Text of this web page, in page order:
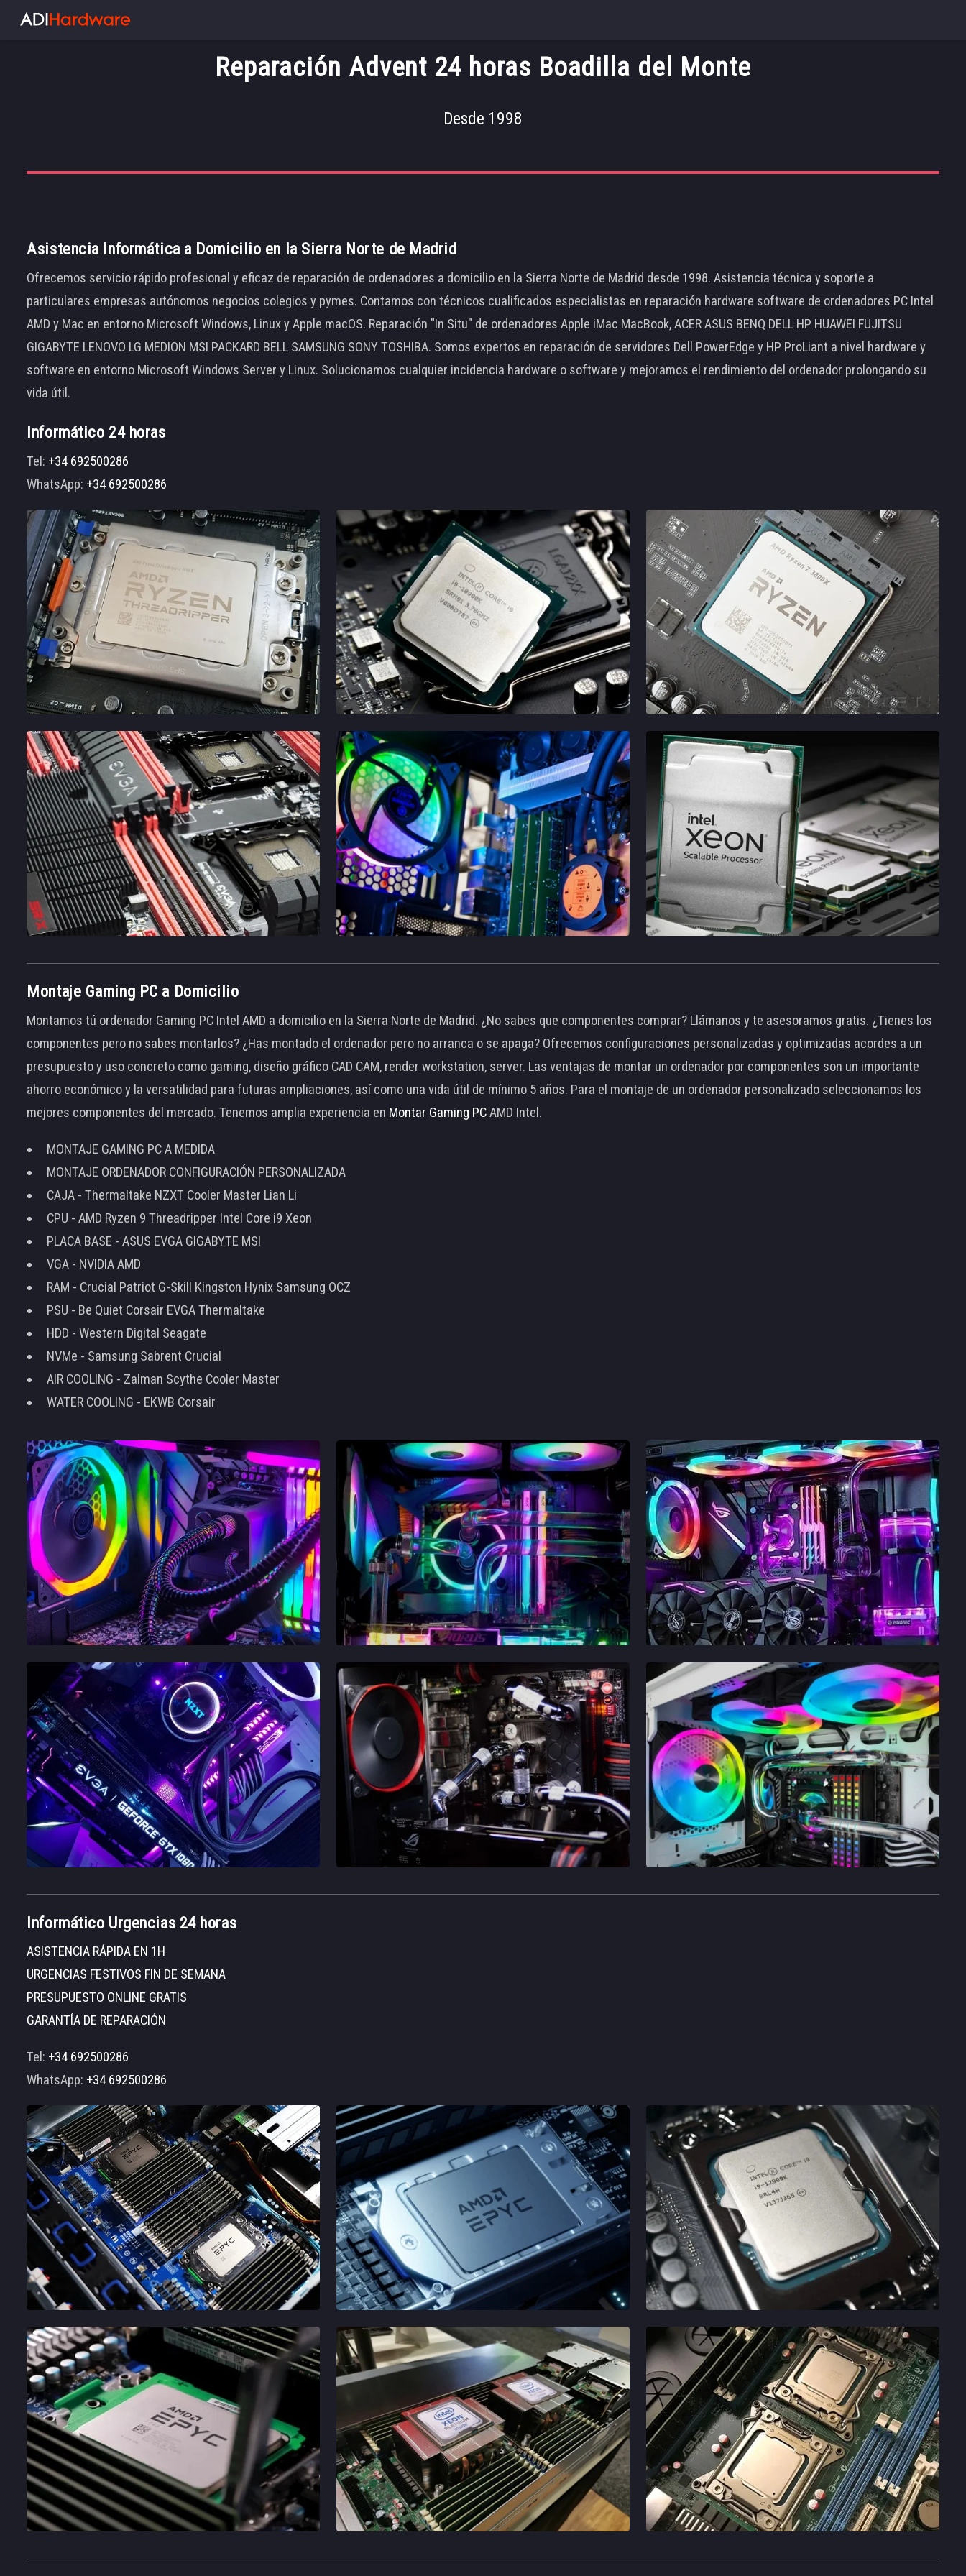
Reparación Advent 24 horas Boadilla del Monte
Desde 1998
Asistencia Informática a Domicilio en la Sierra Norte de Madrid
Ofrecemos servicio rápido profesional y eficaz de reparación de ordenadores a domicilio en la Sierra Norte de Madrid desde 1998. Asistencia técnica y soporte a
particulares empresas autónomos negocios colegios y pymes. Contamos con técnicos cualificados especialistas en reparación hardware software de ordenadores PC Intel
AMD y Mac en entorno Microsoft Windows, Linux y Apple macOS. Reparación "In Situ" de ordenadores Apple iMac MacBook, ACER ASUS BENQ DELL HP HUAWEI FUJITSU
GIGABYTE LENOVO LG MEDION MSI PACKARD BELL SAMSUNG SONY TOSHIBA. Somos expertos en reparación de servidores Dell PowerEdge y HP ProLiant a nivel hardware y
software en entorno Microsoft Windows Server y Linux. Solucionamos cualquier incidencia hardware o software y mejoramos el rendimiento del ordenador prolongando su
vida útil.
Informático 24 horas
Tel: +34 692500286
WhatsApp: +34 692500286
Montaje Gaming PC a Domicilio
Montamos tú ordenador Gaming PC Intel AMD a domicilio en la Sierra Norte de Madrid. ¿No sabes que componentes comprar? Llámanos y te asesoramos gratis. ¿Tienes los
componentes pero no sabes montarlos? ¿Has montado el ordenador pero no arranca o se apaga? Ofrecemos configuraciones personalizadas y optimizadas acordes a un
presupuesto y uso concreto como gaming, diseño gráfico CAD CAM, render workstation, server. Las ventajas de montar un ordenador por componentes son un importante
ahorro económico y la versatilidad para futuras ampliaciones, así como una vida útil de mínimo 5 años. Para el montaje de un ordenador personalizado seleccionamos los
mejores componentes del mercado. Tenemos amplia experiencia en Montar Gaming PCAMD Intel.
MONTAJE GAMING PC A MEDIDA
MONTAJE ORDENADOR CONFIGURACIÓN PERSONALIZADA
CAJA - Thermaltake NZXT Cooler Master Lian Li
CPU - AMD Ryzen 9 Threadripper Intel Core i9 Xeon
PLACA BASE - ASUS EVGA GIGABYTE MSI
VGA - NVIDIA AMD
RAM - Crucial Patriot G-Skill Kingston Hynix Samsung OCZ
PSU - Be Quiet Corsair EVGA Thermaltake
HDD - Western Digital Seagate
NVMe - Samsung Sabrent Crucial
AIR COOLING - Zalman Scythe Cooler Master
WATER COOLING - EKWB Corsair
Informático Urgencias 24 horas
ASISTENCIA RÁPIDA EN 1H
URGENCIAS FESTIVOS FIN DE SEMANA
PRESUPUESTO ONLINE GRATIS
GARANTÍA DE REPARACIÓN
Tel: +34 692500286
WhatsApp: +34 692500286